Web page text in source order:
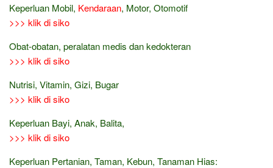
Keperluan Mobil, Kendaraan, Motor, Otomotif
>>> klik di siko
Obat-obatan, peralatan medis dan kedokteran
>>> klik di siko
Nutrisi, Vitamin, Gizi, Bugar
>>> klik di siko
Keperluan Bayi, Anak, Balita,
>>> klik di siko
Keperluan Pertanian, Taman, Kebun, Tanaman Hias: